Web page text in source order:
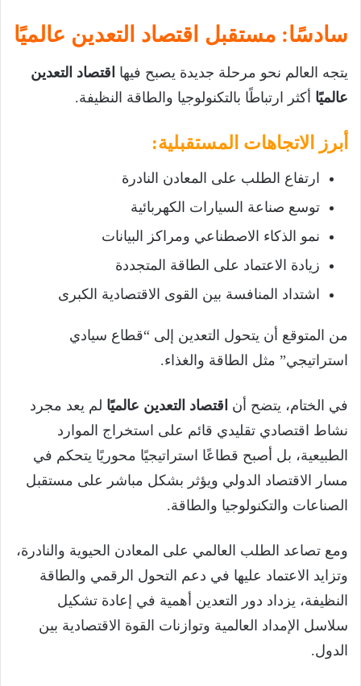
سادسًا: مستقبل اقتصاد التعدين عالميًا
يتجه العالم نحو مرحلة جديدة يصبح فيها اقتصاد التعدين
عالميًا أكثر ارتباطًا بالتكنولوجيا والطاقة النظيفة.
أبرز الاتجاهات المستقبلية:
ارتفاع الطلب على المعادن النادرة
توسع صناعة السيارات الكهربائية
نمو الذكاء الاصطناعي ومراكز البيانات
زيادة الاعتماد على الطاقة المتجددة
اشتداد المنافسة بين القوى الاقتصادية الكبرى
من المتوقع أن يتحول التعدين إلى “قطاع سيادي
استراتيجي” مثل الطاقة والغذاء.
في الختام، يتضح أن اقتصاد التعدين عالميًا لم يعد مجرد
نشاط اقتصادي تقليدي قائم على استخراج الموارد
الطبيعية، بل أصبح قطاعًا استراتيجيًا محوريًا يتحكم في
مسار الاقتصاد الدولي ويؤثر بشكل مباشر على مستقبل
الصناعات والتكنولوجيا والطاقة.
ومع تصاعد الطلب العالمي على المعادن الحيوية والنادرة،
وتزايد الاعتماد عليها في دعم التحول الرقمي والطاقة
النظيفة، يزداد دور التعدين أهمية في إعادة تشكيل
سلاسل الإمداد العالمية وتوازنات القوة الاقتصادية بين
الدول.